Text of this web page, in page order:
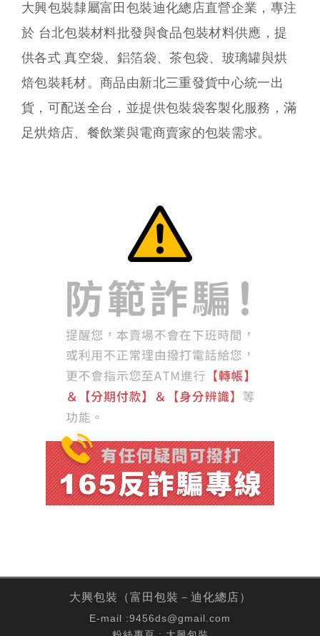
大興包裝隸屬富田包裝迪化總店直營企業，專注
於 台北包裝材料批發與食品包裝材料供應，提
供各式 真空袋、鋁箔袋、茶包袋、玻璃罐與烘
焙包裝耗材。商品由新北三重發貨中心統一出
貨，可配送全台，並提供包裝袋客製化服務，滿
足烘焙店、餐飲業與電商賣家的包裝需求。
大興包裝（富田包裝－迪化總店）
E-mail :9456ds@gmail.com